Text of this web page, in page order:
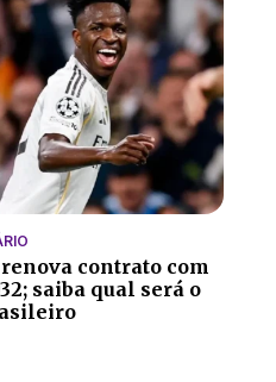
contrato com
saiba qual será o